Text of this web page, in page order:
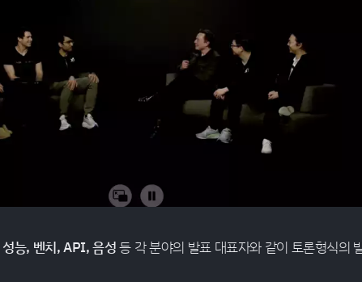
성능, 벤치, API, 음성등 각 분야의 발표 대표자와 같이 토론형식의